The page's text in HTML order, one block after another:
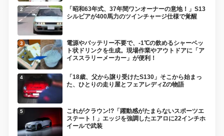
「昭和63年式、37年間ワンオーナーの意地！」S13
シルビアが400馬力のツインチャージ仕様で覚醒
電源やバッテリー不要で、-1℃の飲めるシャーベッ
ト状ドリンクを生成。現場作業やアウトドアに「ア
イススラリーメーカー」が便利！
「18歳、父から譲り受けたS130」そこから始まっ
た、ひとりの走り屋とフェアレディZの物語
これがクラウン!?「躍動感がたまらないスポーツエ
ステート！」エッジを強調したエアロに22インチホ
イールで武装